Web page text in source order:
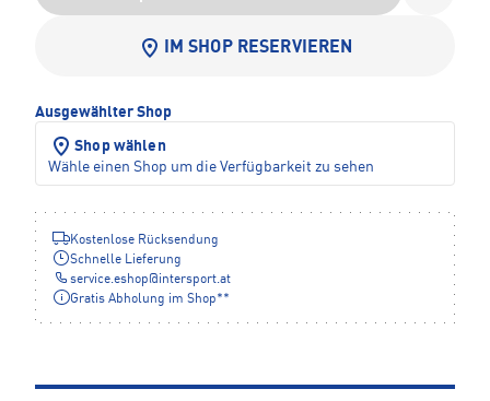
IM SHOP RESERVIEREN
Ausgewählter Shop
Shop wählen
Wähle einen Shop um die Verfügbarkeit zu sehen
Kostenlose Rücksendung
Schnelle Lieferung
service.eshop@intersport.at
Gratis Abholung im Shop**